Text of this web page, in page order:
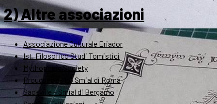
2) Altre associazioni
Associazione Culturale Eriador
Ist. Filosofico Studi Tomistici
Mythopoeic Society
Proudneck – Lo Smial di Roma
Sackville – Smial di Bergamo